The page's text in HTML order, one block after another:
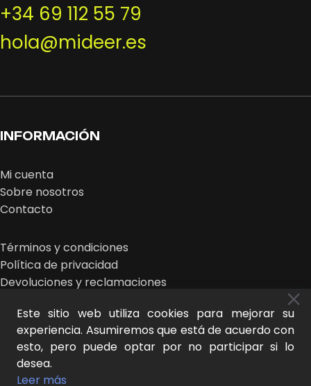
+34 69 112 55 79
hola@mideer.es
INFORMACIÓN
Mi cuenta
Sobre nosotros
Contacto
Términos y condiciones
Política de privacidad
Devoluciones y reclamaciones
Este sitio web utiliza cookies para mejorar su
experiencia. Asumiremos que está de acuerdo con
esto, pero puede optar por no participar si lo
desea.
Leer más